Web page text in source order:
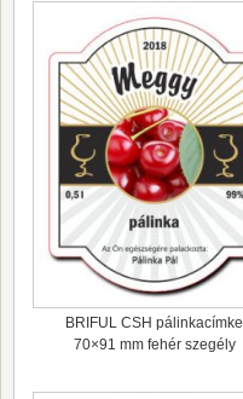
BRIFUL CSH pálinkacímke
70×91 mm fehér szegély